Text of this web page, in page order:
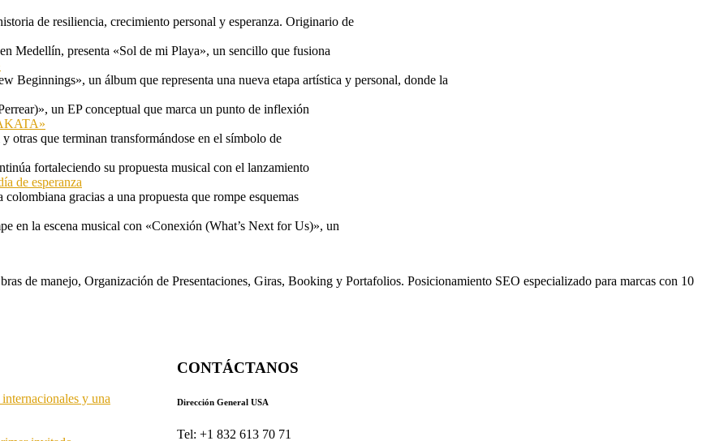
de resiliencia, crecimiento personal y esperanza. Originario de
Medellín, presenta «Sol de mi Playa», un sencillo que fusiona
Beginnings», un álbum que representa una nueva etapa artística y personal, donde la
un EP conceptual que marca un punto de inflexión
otras que terminan transformándose en el símbolo de
fortaleciendo su propuesta musical con el lanzamiento
de esperanza
gracias a una propuesta que rompe esquemas
en la escena musical con «Conexión (What’s Next for Us)», un
de manejo, Organización de Presentaciones, Giras, Booking y Portafolios. Posicionamiento SEO especializado para marcas con 10
y una
CONTÁCTANOS
Dirección General USA
Tel: +1 832 613 70 71